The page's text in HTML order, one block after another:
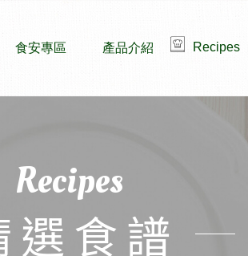
食安專區 產品介紹 Recipes
Recipes
選食譜